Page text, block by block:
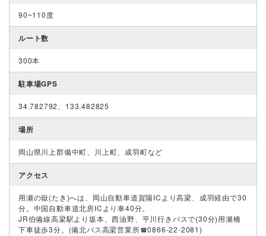
90~110度
ルート数
300本
駐車場GPS
34.782792、133.482825
場所
岡山県川上郡備中町、川上町、成羽町など
アクセス
用瀬の嶽(たき)へは、岡山自動車道賀陽ICより高梁、成羽経由で30
分。中国自動車道北房ICより車40分。
JR伯備線高梁駅より坂本、西油野、平川行きバスで(30分)用瀬橋
下車徒歩3分。(備北バス高梁営業所☎0866-22-2081)